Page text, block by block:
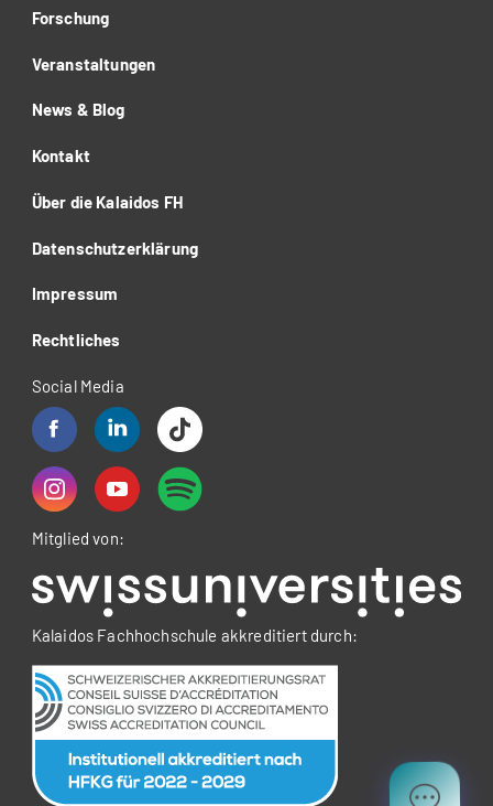
Forschung
Veranstaltungen
News & Blog
Kontakt
Über die Kalaidos FH
Datenschutzerklärung
Impressum
Rechtliches
Social Media
Mitglied von:
Kalaidos Fachhochschule akkreditiert durch: